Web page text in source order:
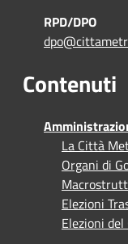
RPD/DPO
Contenuti
La Città
Organi di
Elezioni
Elezioni